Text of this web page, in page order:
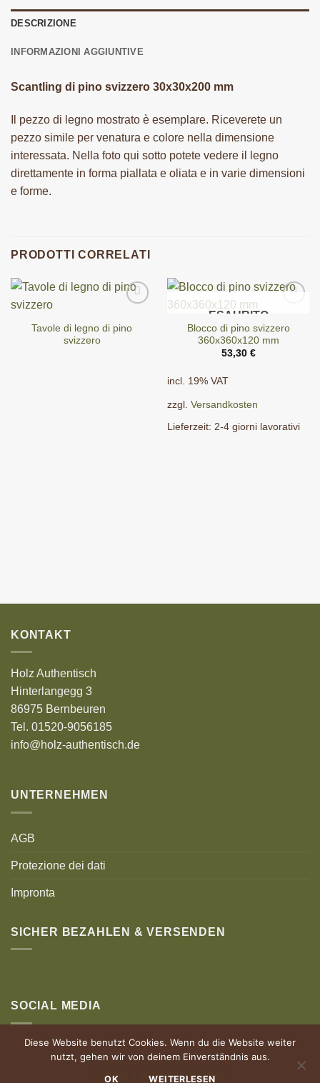
DESCRIZIONE
INFORMAZIONI AGGIUNTIVE
Scantling di pino svizzero 30x30x200 mm
Il pezzo di legno mostrato è esemplare. Riceverete un
pezzo simile per venatura e colore nella dimensione
interessata. Nella foto qui sotto potete vedere il legno
direttamente in forma piallata e oliata e in varie dimensioni
e forme.
PRODOTTI CORRELATI
Tavole di legno di pino
svizzero
ESAURITO
Blocco di pino svizzero
360x360x120 mm
53,30 €
incl. 19% VAT
zzgl. Versandkosten
Lieferzeit: 2-4 giorni lavorativi
KONTAKT
Holz Authentisch
Hinterlangegg 3
86975 Bernbeuren
Tel. 01520-9056185
info@holz-authentisch.de
UNTERNEHMEN
AGB
Protezione dei dati
Impronta
SICHER BEZAHLEN & VERSENDEN
SOCIAL MEDIA
Diese Website benutzt Cookies. Wenn du die Website weiter
nutzt, gehen wir von deinem Einverständnis aus.
OK WEITERLESEN